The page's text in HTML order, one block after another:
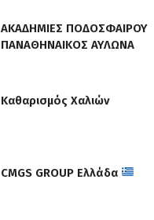
ΑΚΑΔΗΜΙΕΣ ΠΟΔΟΣΦΑΙΡΟΥ
ΠΑΝΑΘΗΝΑΙΚΟΣ ΑΥΛΩΝΑ
Καθαρισμός Χαλιών
CMGS GROUP Ελλάδα